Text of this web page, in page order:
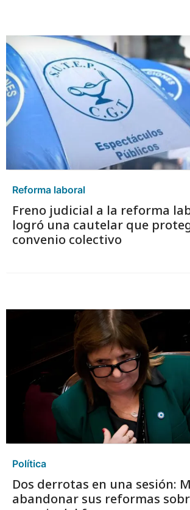
Reforma laboral
Freno judicial a la reforma
logró una cautelar que
convenio colectivo
Política
Dos derrotas en una sesión:
abandonar sus reformas